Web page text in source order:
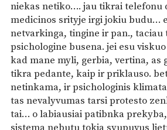
niekas netiko…. jau tikrai telefonu
medicinos srityje irgi jokiu budu…
netvarkinga, tingine ir pan., taciau
psichologine busena. jei esu
kad mane myli, gerbia, vertina, as
tikra pedante, kaip ir priklauso.
netinkama, ir psichologinis
tas nevalyvumas tarsi protesto
tai… o labiausiai patibnka